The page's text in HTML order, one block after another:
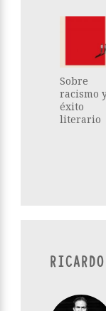
Sobre
racismo
éxito
literario